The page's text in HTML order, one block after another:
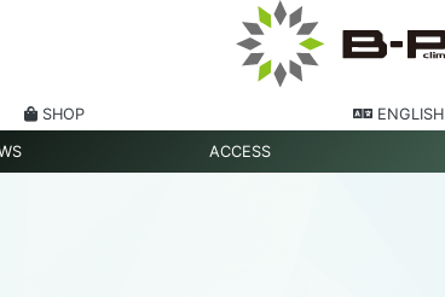
SHOP ENGLISH
ACCESS